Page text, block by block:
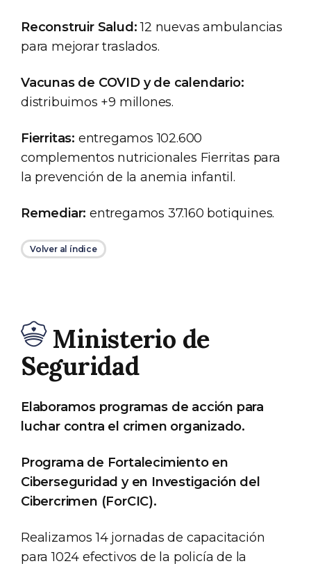
Reconstruir Salud:12 nuevas ambulancias
para mejorar traslados.
Vacunas de COVID y de calendario:
distribuimos +9 millones.
Fierritas: entregamos 102.600
complementos nutricionales Fierritas para
la prevención de la anemia infantil.
Remediar: entregamos 37.160 botiquines.
Volver al índice
Ministerio de
Seguridad
Elaboramos programas de acción para
luchar contra el crimen organizado.
Programa de Fortalecimiento en
Ciberseguridad y en Investigación del
Cibercrimen (ForCIC).
Realizamos 14 jornadas de capacitación
para 1024 efectivos de la policía de la